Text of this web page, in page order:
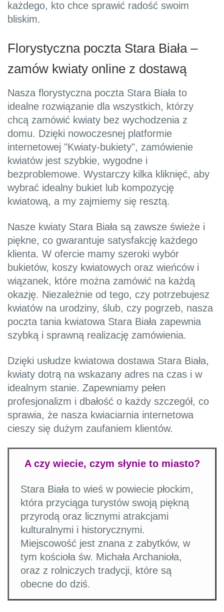
każdego, kto chce sprawić radość swoim
bliskim.
Florystyczna poczta Stara Biała –
zamów kwiaty online z dostawą
Nasza florystyczna poczta Stara Biała to
idealne rozwiązanie dla wszystkich, którzy
chcą zamówić kwiaty bez wychodzenia z
domu. Dzięki nowoczesnej platformie
internetowej "Kwiaty-bukiety", zamówienie
kwiatów jest szybkie, wygodne i
bezproblemowe. Wystarczy kilka kliknięć, aby
wybrać idealny bukiet lub kompozycję
kwiatową, a my zajmiemy się resztą.
Nasze kwiaty Stara Biała są zawsze świeże i
piękne, co gwarantuje satysfakcję każdego
klienta. W ofercie mamy szeroki wybór
bukietów, koszy kwiatowych oraz wieńców i
wiązanek, które można zamówić na każdą
okazję. Niezależnie od tego, czy potrzebujesz
kwiatów na urodziny, ślub, czy pogrzeb, nasza
poczta tania kwiatowa Stara Biała zapewnia
szybką i sprawną realizację zamówienia.
Dzięki usłudze kwiatowa dostawa Stara Biała,
kwiaty dotrą na wskazany adres na czas i w
idealnym stanie. Zapewniamy pełen
profesjonalizm i dbałość o każdy szczegół, co
sprawia, że nasza kwiaciarnia internetowa
cieszy się dużym zaufaniem klientów.
A czy wiecie, czym słynie to miasto?
Stara Biała to wieś w powiecie płockim,
która przyciąga turystów swoją piękną
przyrodą oraz licznymi atrakcjami
kulturalnymi i historycznymi.
Miejscowość jest znana z zabytków, w
tym kościoła św. Michała Archanioła,
oraz z rolniczych tradycji, które są
obecne do dziś.